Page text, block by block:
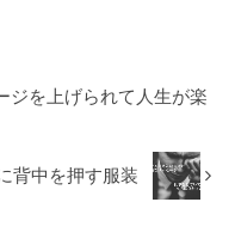
ジを上げられて人生が楽
背中を押す服装